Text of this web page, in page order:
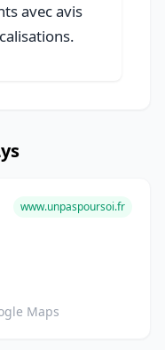
avec avis
www.unpaspoursoi.fr
Maps